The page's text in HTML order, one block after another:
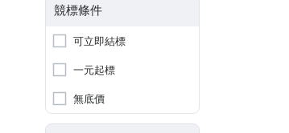
競標條件
可立即結標
一元起標
無底價